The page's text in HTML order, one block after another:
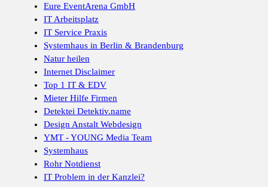
Eure EventArena GmbH
IT Arbeitsplatz
IT Service Praxis
Systemhaus in Berlin & Brandenburg
Natur heilen
Internet Disclaimer
Top 1 IT & EDV
Mieter Hilfe Firmen
Detektei Detektiv.name
Design Anstalt Webdesign
YMT - YOUNG Media Team
Systemhaus
Rohr Notdienst
IT Problem in der Kanzlei?